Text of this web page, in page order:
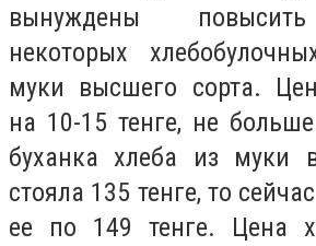
вынуждены
некоторых
муки высшего сорта.
на 10-15 тенге, не
буханка хлеба из муки
стояла 135 тенге, то
ее по 149 тенге. Цена